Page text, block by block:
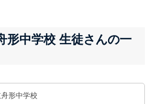
形中学校 生徒さんの一
形中学校